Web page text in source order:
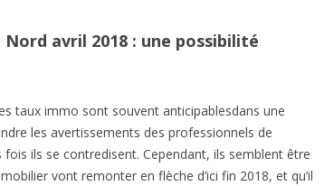
avril 2018 : une possibilité
taux immo sont souvent anticipablesdans une
les avertissements des professionnels de
ils se contredisent. Cependant, ils semblent être
vont remonter en flèche d’ici fin 2018, et qu’il